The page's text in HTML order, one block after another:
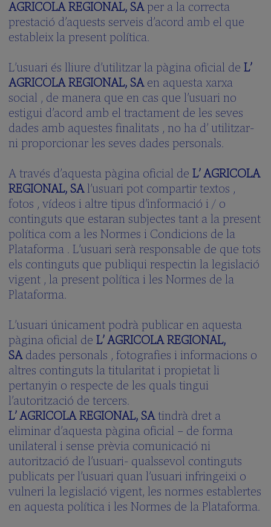
AGRICOLA REGIONAL, SAper a la correcta
prestació d’aquests serveis d’acord amb el que
estableix la present política.
L’usuari és lliure d’utilitzar la pàgina oficial de L’
AGRICOLA REGIONAL, SAen aquesta xarxa
social , de manera que en cas que l’usuari no
estigui d’acord amb el tractament de les seves
dades amb aquestes finalitats , no ha d’ utilitzar-
ni proporcionar les seves dades personals.
A través d’aquesta pàgina oficial de L’ AGRICOLA
REGIONAL, SAl’usuari pot compartir textos ,
fotos , vídeos i altre tipus d’informació i / o
continguts que estaran subjectes tant a la present
política com a les Normes i Condicions de la
Plataforma . L’usuari serà responsable de que tots
els continguts que publiqui respectin la legislació
vigent , la present política i les Normes de la
Plataforma.
L’usuari únicament podrà publicar en aquesta
pàgina oficial de L’ AGRICOLA REGIONAL,
SAdades personals , fotografies i informacions o
altres continguts la titularitat i propietat li
pertanyin o respecte de les quals tingui
l’autorització de tercers.
L’ AGRICOLA REGIONAL, SAtindrà dret a
eliminar d’aquesta pàgina oficial – de forma
unilateral i sense prèvia comunicació ni
autorització de l’usuari- qualssevol continguts
publicats per l’usuari quan l’usuari infringeixi o
vulneri la legislació vigent, les normes establertes
en aquesta política i les Normes de la Plataforma.